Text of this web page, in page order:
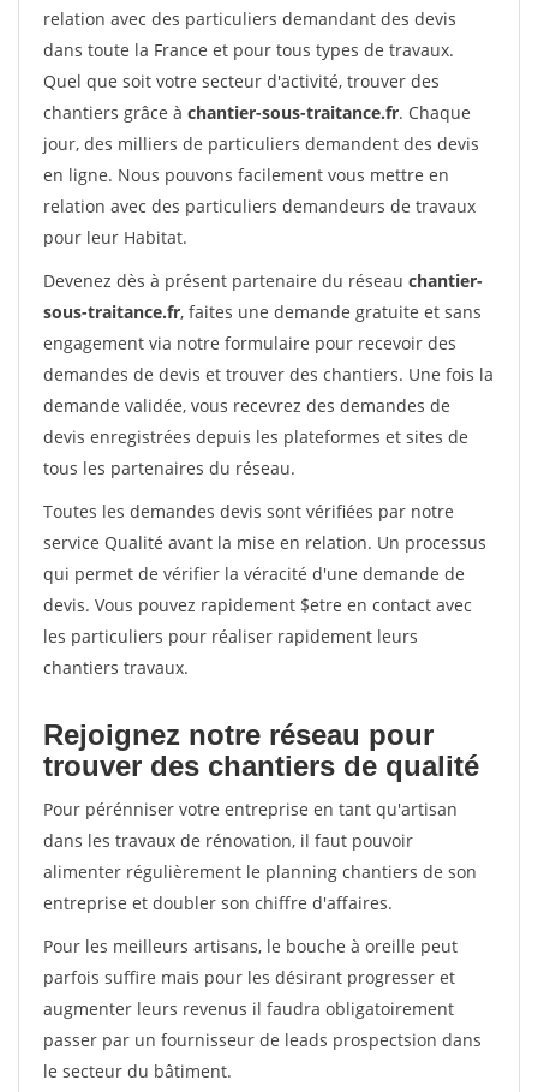
relation avec des particuliers demandant des devis
dans toute la France et pour tous types de travaux.
Quel que soit votre secteur d'activité, trouver des
chantiers grâce à chantier-sous-traitance.fr. Chaque
jour, des milliers de particuliers demandent des devis
en ligne. Nous pouvons facilement vous mettre en
relation avec des particuliers demandeurs de travaux
pour leur Habitat.
Devenez dès à présent partenaire du réseau chantier-
sous-traitance.fr, faites une demande gratuite et sans
engagement via notre formulaire pour recevoir des
demandes de devis et trouver des chantiers. Une fois la
demande validée, vous recevrez des demandes de
devis enregistrées depuis les plateformes et sites de
tous les partenaires du réseau.
Toutes les demandes devis sont vérifiées par notre
service Qualité avant la mise en relation. Un processus
qui permet de vérifier la véracité d'une demande de
devis. Vous pouvez rapidement $etre en contact avec
les particuliers pour réaliser rapidement leurs
chantiers travaux.
Rejoignez notre réseau pour
trouver des chantiers de qualité
Pour pérénniser votre entreprise en tant qu'artisan
dans les travaux de rénovation, il faut pouvoir
alimenter régulièrement le planning chantiers de son
entreprise et doubler son chiffre d'affaires.
Pour les meilleurs artisans, le bouche à oreille peut
parfois suffire mais pour les désirant progresser et
augmenter leurs revenus il faudra obligatoirement
passer par un fournisseur de leads prospectsion dans
le secteur du bâtiment.